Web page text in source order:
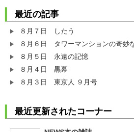
最近の記事
８月７日 したう
８月６日 タワーマンションの奇妙
８月５日 永遠の記憶
８月４日 黒幕
８月３日 東京人 ９月号
最近更新されたコーナー